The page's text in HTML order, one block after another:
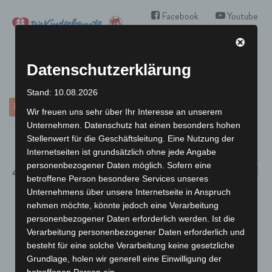
springen
Facebook
Youtube
Ich möchte Mitglied werden
Suche
und
4/2026
Datum
wählen.
Kalender
von
Veranstaltungen
M D M D F S
0
Veranstaltungen
30
0
Veranstaltungen
31
0
Veranstaltungen
1
0
Veranstaltungen
2
0
Veranstaltungen
3
04
1
Veranstaltung
6
0
Veranstaltungen
7
0
Veranstaltungen
8
0
Veranstaltungen
9
0
Veranstaltungen
10
0
Veranstaltungen
11
012
013
0
14
0
15
0
16
0
17
0
18
Datenschutzerklärung
Stand: 10.08.2026
Wir freuen uns sehr über Ihr Interesse an unserem
Unternehmen. Datenschutz hat einen besonders hohen
Stellenwert für die Geschäftsleitung. Eine Nutzung der
Internetseiten ist grundsätzlich ohne jede Angabe
personenbezogener Daten möglich. Sofern eine
betroffene Person besondere Services unseres
Unternehmens über unsere Internetseite in Anspruch
nehmen möchte, könnte jedoch eine Verarbeitung
personenbezogener Daten erforderlich werden. Ist die
Verarbeitung personenbezogener Daten erforderlich und
besteht für eine solche Verarbeitung keine gesetzliche
Grundlage, holen wir generell eine Einwilligung der